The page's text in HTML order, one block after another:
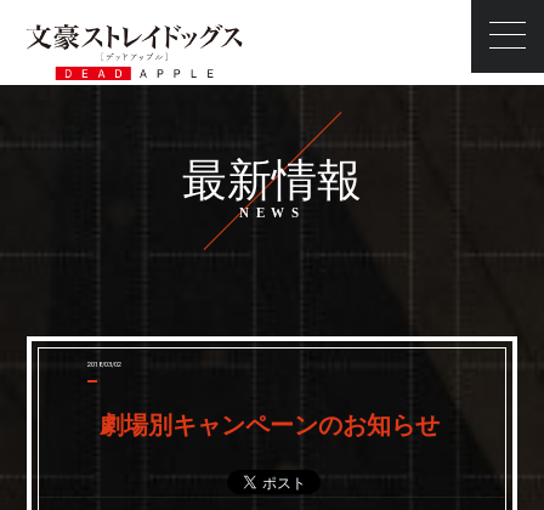
ストーリー
スタッフ・キャスト
タイアップ
前売券
最新情報
2018/03/02
劇場別キャンペーンのお知らせ